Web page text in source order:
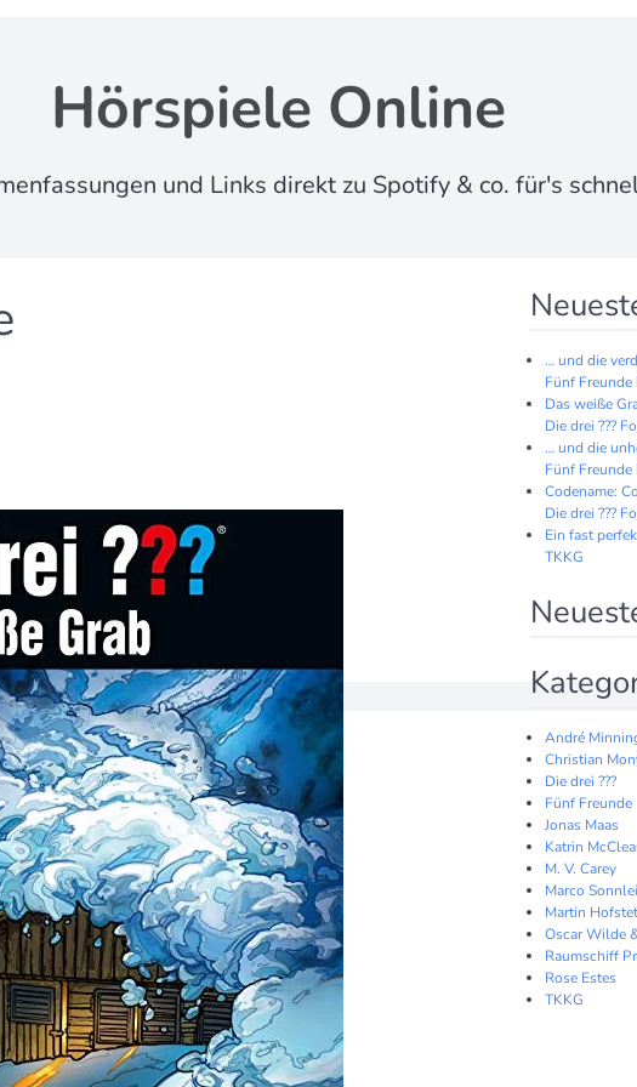
Hörspiele Online
und Links direkt zu Spotify & co. für's
… und die
Fünf
Das weiße
Die drei ???
… und die
Fünf
Codename:
Die drei ???
Ein fast
TKKG
André
Christian
Die drei ???
Fünf Freunde
Jonas Maas
Katrin
M. V. Carey
Marco
Martin
Oscar Wilde
Raumschiff
Rose Estes
TKKG